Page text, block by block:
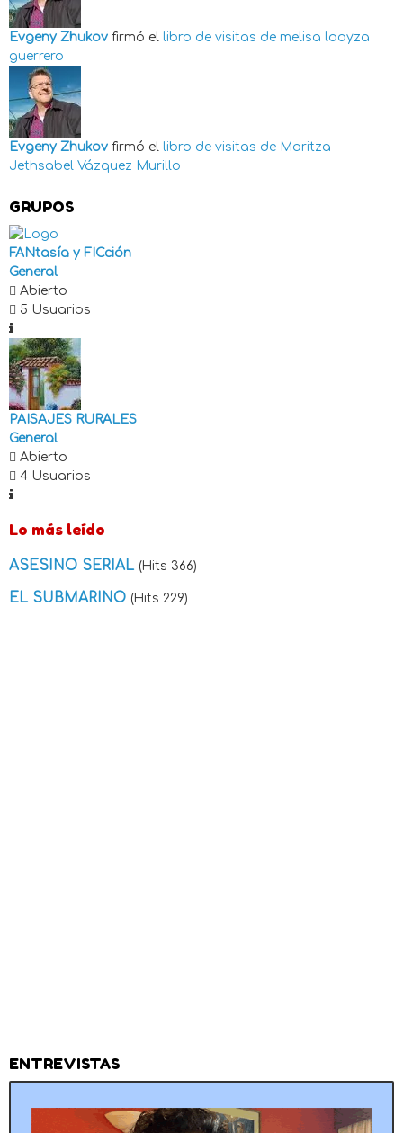
Evgeny Zhukov firmó el libro de visitas de melisa loayza
guerrero
Evgeny Zhukov firmó el libro de visitas de Maritza
Jethsabel Vázquez Murillo
GRUPOS
FANtasía y FICción
General
Abierto
5 Usuarios
PAISAJES RURALES
General
Abierto
4 Usuarios
Lo más leído
ASESINO SERIAL (Hits 366)
EL SUBMARINO (Hits 229)
ENTREVISTAS